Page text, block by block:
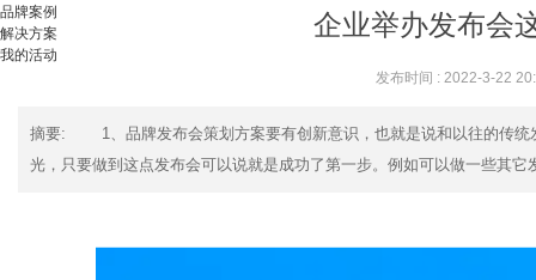
品牌案例
解决方案
我的活动
企业举办发布会
发布时间 : 2022-3-22
摘要: 1、品牌发布会策划方案要有创新意识，也就是说和以往的传统
光，只要做到这点发布会可以说就是成功了第一步。例如可以做一些其它